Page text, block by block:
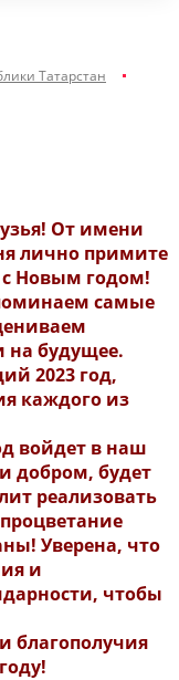
Татарстан
От имени
лично примите
Новым годом!
самые
на будущее.
2023 год,
каждого из
войдет в наш
добром, будет
реализовать
Уверена, что
и
чтобы
благополучия